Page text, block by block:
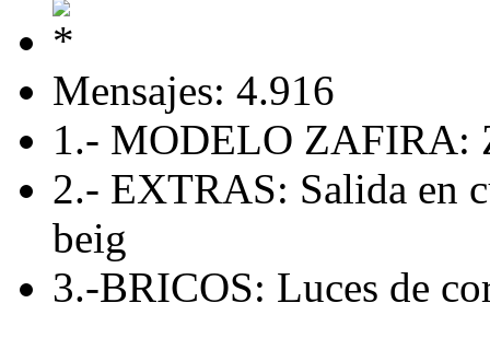
Mensajes: 4.916
1.- MODELO ZAFIRA:
2.- EXTRAS: Salida en
beig
3.-BRICOS: Luces de